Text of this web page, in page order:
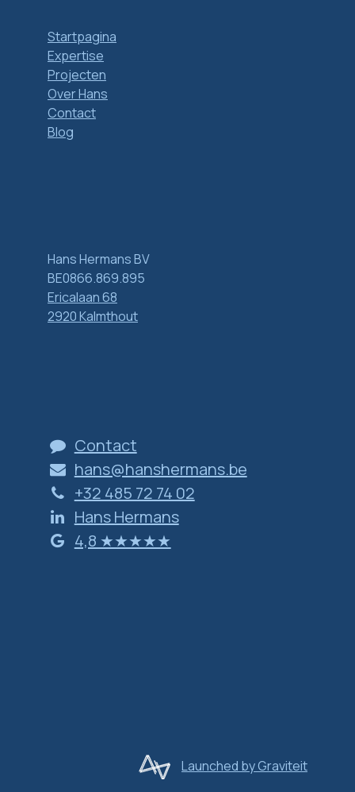
Startpagina
Expertise
Projecten
Over Hans
Contact
Blog
Hans Hermans BV
BE0866.869.895
Ericalaan 68
2920 Kalmthout
Contact
hans@hanshermans.be
+32 485 72 74 02
Hans Hermans
​​​​​​​4​,​8 ​★​★​★​★​★
Launched by Graviteit